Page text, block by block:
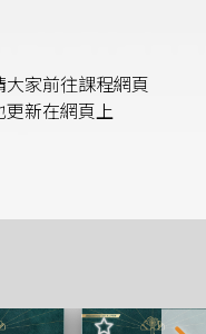
大家前往課程網頁
更新在網頁上